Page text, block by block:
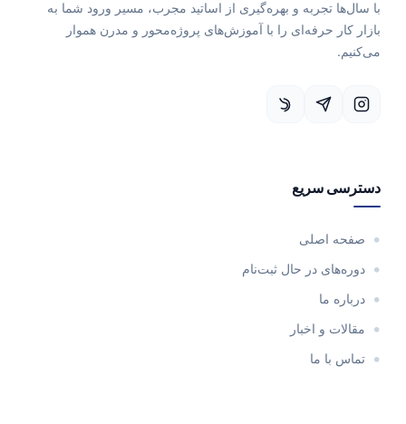
با سال‌ها تجربه و بهره‌گیری از اساتید مجرب، مسیر ورود شما به
بازار کار حرفه‌ای را با آموزش‌های پروژه‌محور و مدرن هموار
می‌کنیم.
دسترسی سریع
صفحه اصلی
دوره‌های در حال ثبت‌نام
درباره ما
مقالات و اخبار
تماس با ما